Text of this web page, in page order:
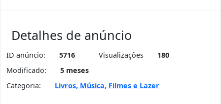
Detalhes de anúncio
ID anúncio: 5716 Visualizações
180
Modificado:
5 meses
Categoria:
Livros, Música, Filmes e Lazer